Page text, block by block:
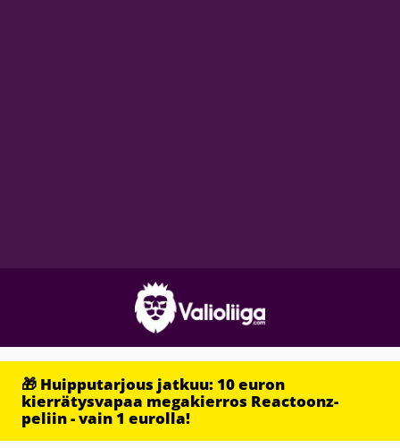
🎁 Huipputarjous jatkuu: 10 euron
kierrätysvapaa megakierros Reactoonz-
peliin - vain 1 eurolla!